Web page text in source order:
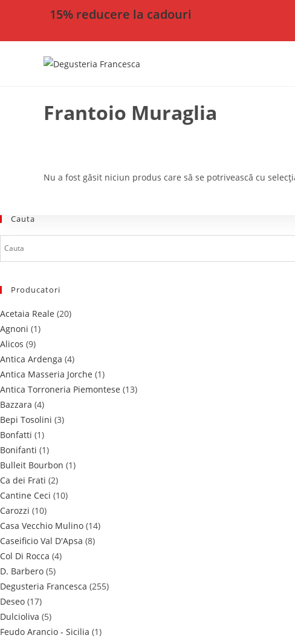
15% reducere la cadouri
Frantoio Muraglia
Nu a fost găsit niciun produs care să se potrivească cu
Cauta
Producatori
Acetaia Reale (20)
Agnoni (1)
Alicos (9)
Antica Ardenga (4)
Antica Masseria Jorche (1)
Antica Torroneria Piemontese (13)
Bazzara (4)
Bepi Tosolini (3)
Bonfatti (1)
Bonifanti (1)
Bulleit Bourbon (1)
Ca dei Frati (2)
Cantine Ceci (10)
Carozzi (10)
Casa Vecchio Mulino (14)
Caseificio Val D'Apsa (8)
Col Di Rocca (4)
D. Barbero (5)
Degusteria Francesca (255)
Deseo (17)
Dulcioliva (5)
Feudo Arancio - Sicilia (1)